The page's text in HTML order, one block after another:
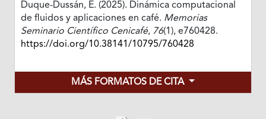
Duque-Dussán, E. (2025). Dinámica computacional
de fluidos y aplicaciones en café. Memorias
Seminario Científico Cenicafé, 76(1), e760428.
https://doi.org/10.38141/10795/760428
MÁS FORMATOS DE CITA